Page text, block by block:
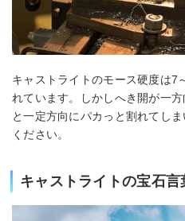
キャストライトのモース硬度は7
れています。しかしへき開が一
と一定方向にパカっと割れてし
ください。
キャストライトの宝石言